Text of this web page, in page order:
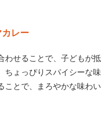
レー
わせることで、子どもが抵
ちょっぴりスパイシーな味
ことで、まろやかな味わい